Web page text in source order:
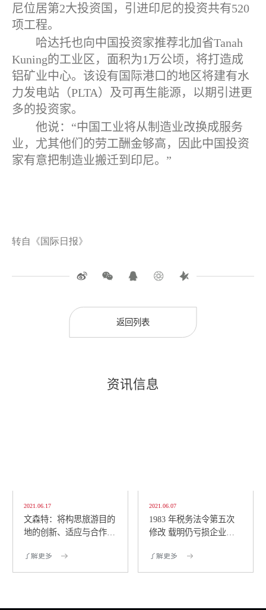
尼位居第2大投资国，引进印尼的投资共有520
项工程。
哈达托也向中国投资家推荐北加省Tanah
Kuning的工业区，面积为1 万公顷，将打造成
铝矿业中心。该设有国际港口的地区将建有水
力发电站（PLTA）及可再生能源，以期引进更
多的投资家。
他说：“中国工业将从制造业改换成服务
业，尤其他们的劳工酬金够高，因此中国投资
家有意把制造业搬迁到印尼。”
转自《国际日报》
返回列表
资讯信息
2021.06.17
文森特：将构思旅游目的
地的创新、适应与合作策
了解更多
2021.06.07
1983 年税务法令第五次
修改 载明仍亏损企业可
了解更多